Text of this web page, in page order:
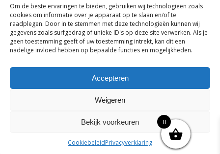
Om de beste ervaringen te bieden, gebruiken wij technologieën zoals
cookies om informatie over je apparaat op te slaan en/of te
raadplegen. Door in te stemmen met deze technologieën kunnen wij
gegevens zoals surfgedrag of unieke ID's op deze site verwerken. Als je
geen toestemming geeft of uw toestemming intrekt, kan dit een
nadelige invloed hebben op bepaalde functies en mogelijkheden.
Accepteren
Weigeren
Bekijk voorkeuren
CookiebeleidPrivacyverklaring
© 2026 Van der Bel Las en Radiateurenbedrijf.
Privacyverklaring|Cookiebeleid|Retourbeleid|
Algemene voorwaarden voor consumenten
algemene voorwaarden
Disclaimer
genoemd. Geen officiële samenwerking tenzij anders
0